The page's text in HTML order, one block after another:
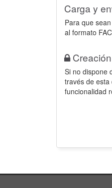
Carga y
Para que
al formato
Si no dispone
través de
funcionalidad